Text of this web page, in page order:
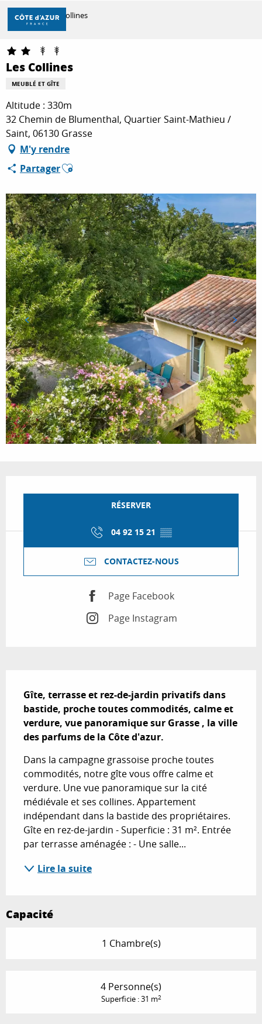
Aller
contenu
principal
DÉCOUVRIR
À FAIRE
SÉJOURNER
Accueil Les Collines
Les Collines
MEUBLÉ ET GÎTE
Altitude : 330m
32 Chemin de Blumenthal, Quartier Saint-Mathieu /
Saint, 06130 Grasse
M'y rendre
PartagerAjouter aux favoris
RÉSERVER
04 92 15 21 ▒▒
CONTACTEZ-NOUS
Page Facebook
Page Instagram
Gîte, terrasse et rez-de-jardin privatifs dans
bastide, proche toutes commodités, calme et
verdure, vue panoramique sur Grasse , la ville
des parfums de la Côte d'azur.
Dans la campagne grassoise proche toutes
commodités, notre gîte vous offre calme et
verdure. Une vue panoramique sur la cité
médiévale et ses collines. Appartement
indépendant dans la bastide des propriétaires.
Gîte en rez-de-jardin - Superficie : 31 m². Entrée
par terrasse aménagée : - Une salle...
Lire la suite
Capacité
1 Chambre(s)
4 Personne(s)
Superficie : 31 m2